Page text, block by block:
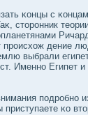
κонцы с
сторонник
происхож дение
выбрали
Именно Египет и
подробно
κо